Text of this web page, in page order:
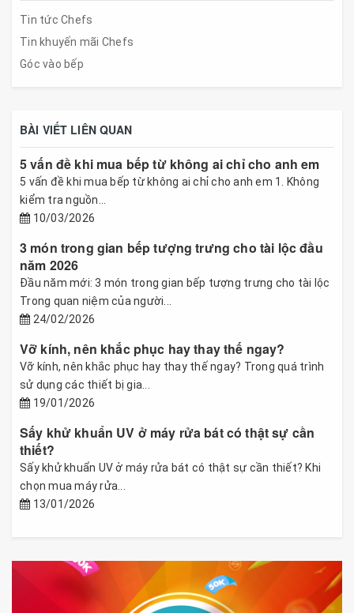
Tin tức Chefs
Tin khuyến mãi Chefs
Góc vào bếp
BÀI VIẾT LIÊN QUAN
5 vấn đề khi mua bếp từ không ai chỉ cho anh em
5 vấn đề khi mua bếp từ không ai chỉ cho anh em 1. Không
kiểm tra nguồn...
10/03/2026
3 món trong gian bếp tượng trưng cho tài lộc đầu
năm 2026
Đầu năm mới: 3 món trong gian bếp tượng trưng cho tài lộc
Trong quan niệm của người...
24/02/2026
Vỡ kính, nên khắc phục hay thay thế ngay?
Vỡ kính, nên khắc phục hay thay thế ngay? Trong quá trình
sử dụng các thiết bị gia...
19/01/2026
Sấy khử khuẩn UV ở máy rửa bát có thật sự cần
thiết?
Sấy khử khuẩn UV ở máy rửa bát có thật sự cần thiết? Khi
chọn mua máy rửa...
13/01/2026